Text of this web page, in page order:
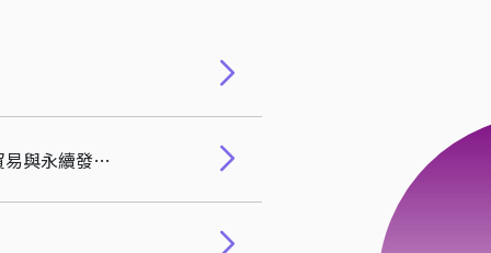
本院科法所彭心儀特聘教授獲選列入歐盟對外經貿協定爭端解決程序之「仲裁主席」及「貿易與永續發展專家」候選人名單。